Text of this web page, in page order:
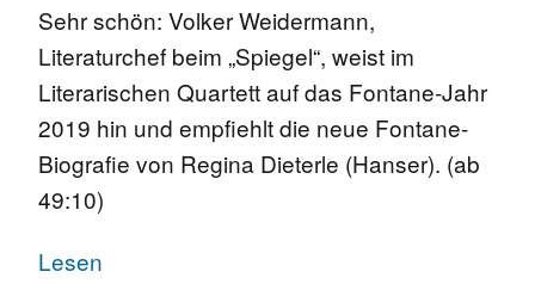
Sehr schön: Volker Weidermann,
Literaturchef beim „Spiegel“, weist im
Literarischen Quartett auf das Fontane-Jahr
2019 hin und empfiehlt die neue Fontane-
Biografie von Regina Dieterle (Hanser). (ab
49:10)
Lesen